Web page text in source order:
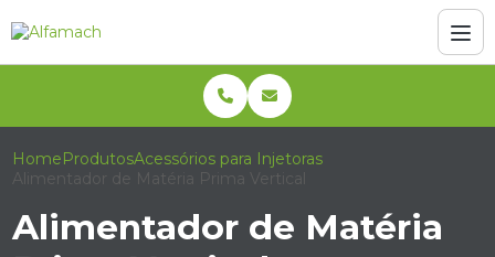
HomeProdutosAcessórios para Injetoras
Alimentador de Matéria Prima Vertical
Alimentador de Matéria